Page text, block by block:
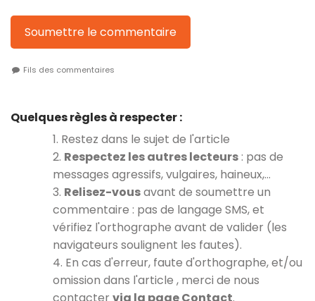
Soumettre le commentaire
Fils des commentaires
Quelques règles à respecter :
1. Restez dans le sujet de l'article
2. Respectez les autres lecteurs : pas de
messages agressifs, vulgaires, haineux,…
3. Relisez-vousavant de soumettre un
commentaire : pas de langage SMS, et
vérifiez l'orthographe avant de valider (les
navigateurs soulignent les fautes).
4. En cas d'erreur, faute d'orthographe, et/ou
omission dans l'article , merci de nous
contacter via la page Contact.